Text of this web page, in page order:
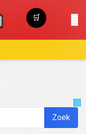
🛒
Winkelwagen
Zoek